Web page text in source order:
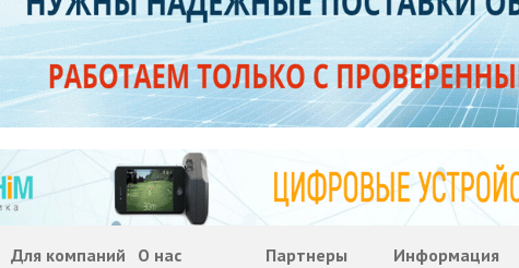
Для компаний
О нас
Партнеры
Информация